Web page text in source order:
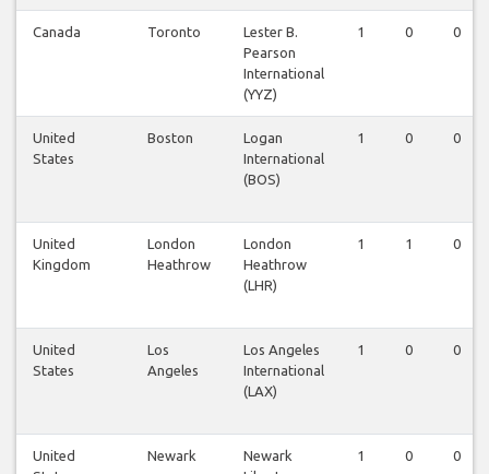
Canada Toronto
Lester B.
Pearson
International
(YYZ)
1 0 0
United
States
Boston
Logan
International
(BOS)
1 0 0
United
Kingdom
London
Heathrow
London
Heathrow
(LHR)
1 1 0
United
States
Los
Angeles
Los Angeles
International
(LAX)
1 0 0
United
Newark
Newark
1 0 0